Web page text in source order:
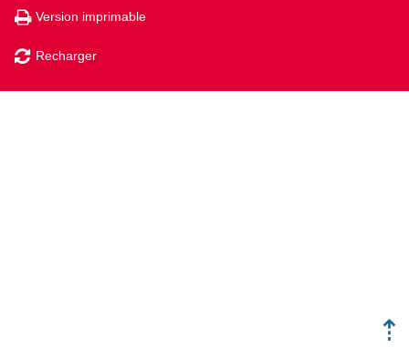
Version imprimable
Recharger